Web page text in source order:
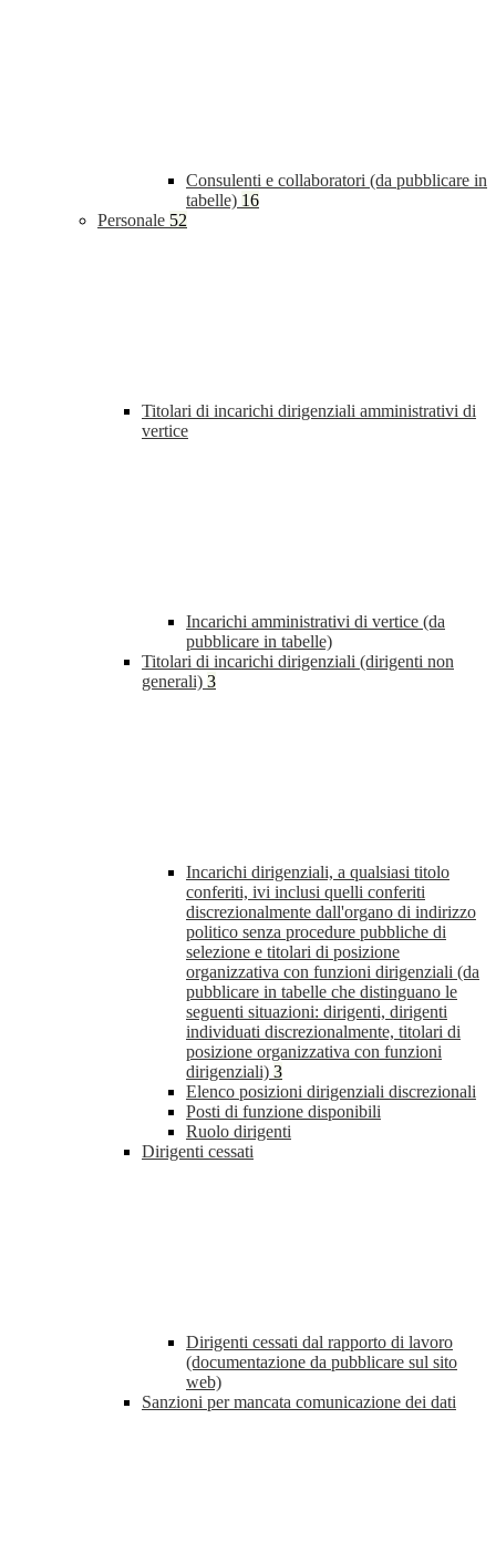
Consulenti e collaboratori (da pubblicare in
tabelle) 16
Personale 52
Titolari di incarichi dirigenziali amministrativi di
vertice
Incarichi amministrativi di vertice (da
pubblicare in tabelle)
Titolari di incarichi dirigenziali (dirigenti non
generali) 3
Incarichi dirigenziali, a qualsiasi titolo
conferiti, ivi inclusi quelli conferiti
discrezionalmente dall'organo di indirizzo
politico senza procedure pubbliche di
selezione e titolari di posizione
organizzativa con funzioni dirigenziali (da
pubblicare in tabelle che distinguano le
seguenti situazioni: dirigenti, dirigenti
individuati discrezionalmente, titolari di
posizione organizzativa con funzioni
dirigenziali) 3
Elenco posizioni dirigenziali discrezionali
Posti di funzione disponibili
Ruolo dirigenti
Dirigenti cessati
Dirigenti cessati dal rapporto di lavoro
(documentazione da pubblicare sul sito
web)
Sanzioni per mancata comunicazione dei dati